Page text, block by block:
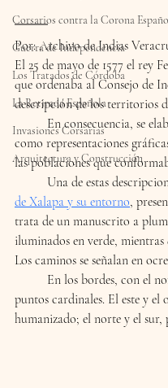
Corsarios contra la Corona
Guerra de Independencia
Los Tratados de Córdoba
La Retirada Española
Invasiones Corsarias
Arquitectura y Construcción
Por: Archivo de Indias
El 25 de mayo de 1577 el rey
que ordenaba al Consejo de
descripción de los territorios
	En consecuencia, se elaboraron múltiples documentos,
como representaciones
las poblaciones que
Una de estas
de Xalapa y su entorno,
trata de un manuscrito a
iluminados en verde, mientras
Los caminos se señalan en
puntos cardinales. El este y el
humanizado; el norte y el sur,